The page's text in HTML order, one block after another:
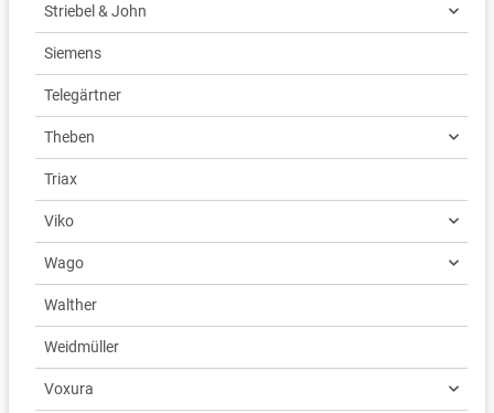
Striebel & John
Siemens
Telegärtner
Theben
Triax
Viko
Wago
Walther
Weidmüller
Voxura